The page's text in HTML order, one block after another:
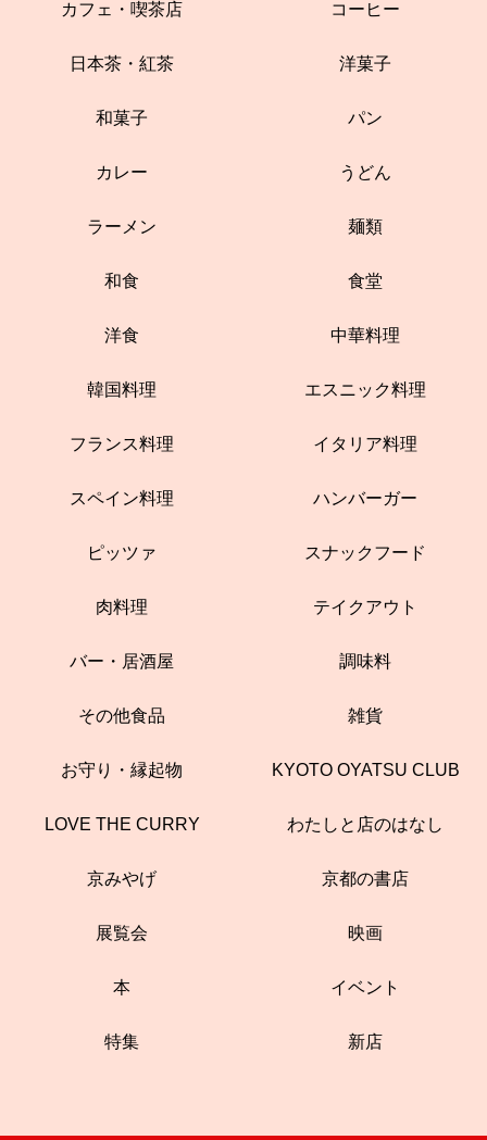
カフェ・喫茶店 コーヒー
日本茶・紅茶 洋菓子
和菓子 パン
カレー うどん
ラーメン 麺類
和食 食堂
洋食 中華料理
韓国料理 エスニック料理
フランス料理 イタリア料理
スペイン料理 ハンバーガー
ピッツァ スナックフード
肉料理 テイクアウト
バー・居酒屋 調味料
その他食品 雑貨
お守り・縁起物 KYOTO OYATSU CLUB
LOVE THE CURRY わたしと店のはなし
京みやげ 京都の書店
展覧会 映画
本 イベント
特集 新店